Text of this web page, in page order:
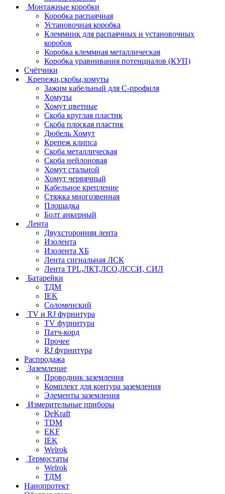
Монтажные коробки
Коробка распаячная
Установочная коробка
Клеммник для распаячных и установочных
коробок
Коробка клеммная металлическая
Коробка уравнивания потенциалов (КУП)
Счётчики
Крепежи,скобы,хомуты
Зажим кабельный для С-профиля
Хомуты
Хомут цветные
Скоба круглая пластик
Скоба плоская пластик
Дюбель Хомут
Крепеж клипса
Скоба металлическая
Скоба нейлоновая
Хомут стальной
Хомут червячный
Кабельное крепление
Стяжка многозвенная
Площадка
Болт анкерный
Лента
Двухсторонняя лента
Изолента
Изолента ХБ
Лента сигнальная ЛСК
Лента TPL,ЛКТ,ЛСО,ЛССИ, СИЛ
Батарейки
ТДМ
IEK
Соломенский
TV и RJ фурнитура
TV фурнитура
Патч-корд
Прочее
RJ фурнитура
Распродажа
Заземление
Проводник заземления
Комплект для контура заземления
Элементы заземления
Измерительные приборы
DeKraft
TDM
EKF
IEK
Welrok
Термостаты
Welrok
ТДМ
Нанопротект